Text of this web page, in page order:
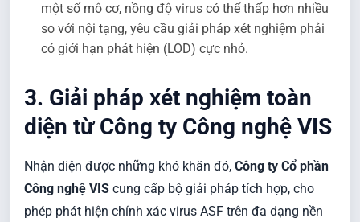
một số mô cơ, nồng độ virus có thể thấp hơn nhiều
so với nội tạng, yêu cầu giải pháp xét nghiệm phải
có giới hạn phát hiện (LOD) cực nhỏ.
3. Giải pháp xét nghiệm toàn
diện từ Công ty Công nghệ VIS
Nhận diện được những khó khăn đó, Công ty Cổ phần
Công nghệ VIS cung cấp bộ giải pháp tích hợp, cho
phép phát hiện chính xác virus ASF trên đa dạng nền